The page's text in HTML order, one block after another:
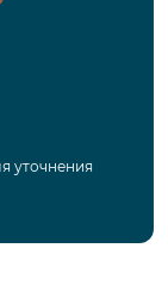
уточнения